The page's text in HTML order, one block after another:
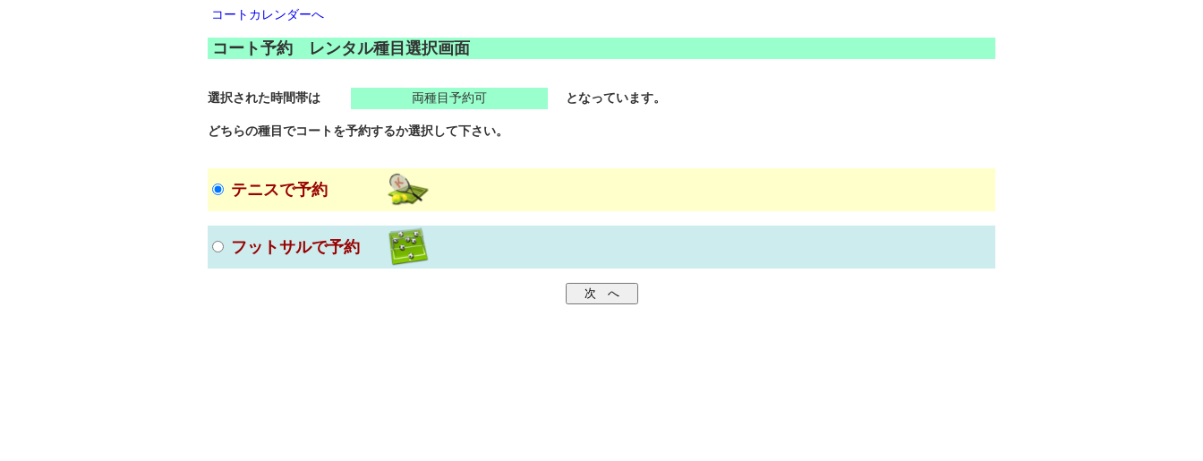
コートカレンダーへ
コート予約 レンタル種目選択画面
選択された時間帯は 両種目予約可 となっています。
どちらの種目でコートを予約するか選択して下さい。
テニスで予約
フットサルで予約